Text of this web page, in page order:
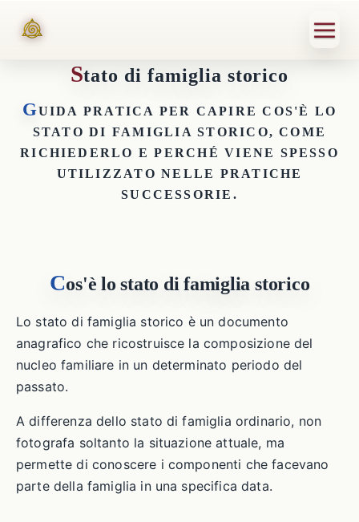
Stato di famiglia storico
GUIDA PRATICA PER CAPIRE COS'È LO
STATO DI FAMIGLIA STORICO, COME
RICHIEDERLO E PERCHÉ VIENE SPESSO
UTILIZZATO NELLE PRATICHE
SUCCESSORIE.
Cos'è lo stato di famiglia storico
Lo stato di famiglia storico è un documento
anagrafico che ricostruisce la composizione del
nucleo familiare in un determinato periodo del
passato.
A differenza dello stato di famiglia ordinario, non
fotografa soltanto la situazione attuale, ma
permette di conoscere i componenti che facevano
parte della famiglia in una specifica data.